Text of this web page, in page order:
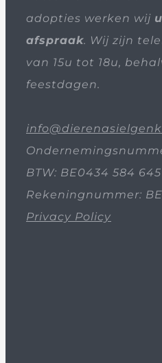
adopties werken wij
afspraak. Wij zijn
van 15u tot 18u,
feestdagen.
BTW: BE0434 584 645
Rekeningnummer:
Privacy Policy